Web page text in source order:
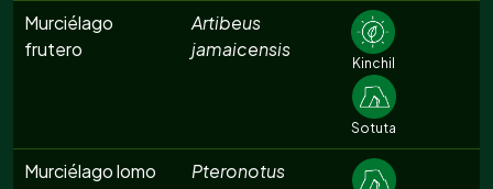
Murciélago
frutero
Artibeus
jamaicensis
Kinchil
Sotuta
Murciélago lomo
Pteronotus